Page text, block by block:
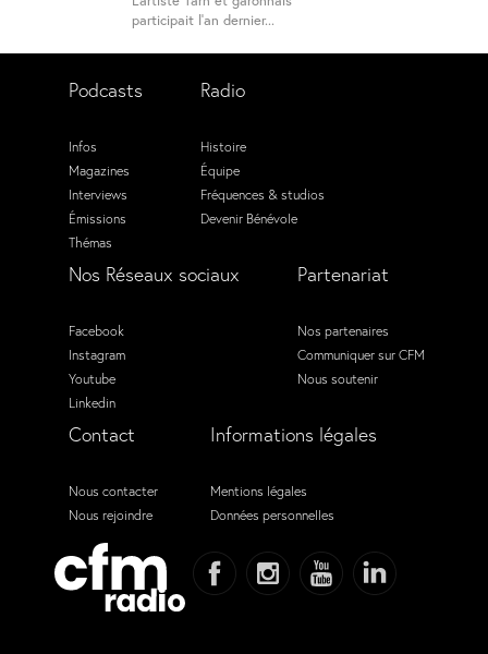
participait l’an dernier...
Podcasts
Infos
Magazines
Interviews
Émissions
Thémas
Radio
Histoire
Équipe
Fréquences & studios
Devenir Bénévole
Nos Réseaux sociaux
Facebook
Instagram
Youtube
Linkedin
Partenariat
Nos partenaires
Communiquer sur CFM
Nous soutenir
Contact
Nous contacter
Nous rejoindre
Informations légales
Mentions légales
Données personnelles